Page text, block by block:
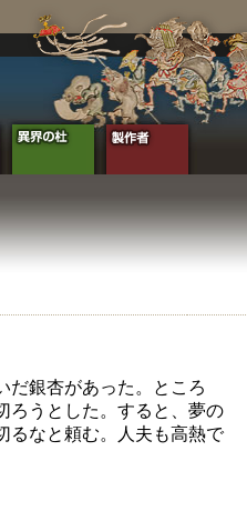
だ銀杏があった。ところ
ろうとした。すると、夢の
るなと頼む。人夫も高熱で